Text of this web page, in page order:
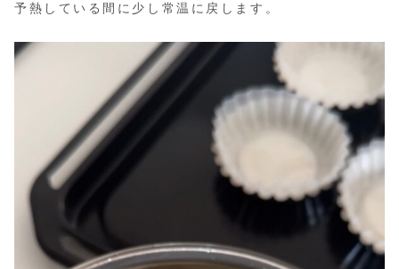
予熱している間に少し常温に戻します。